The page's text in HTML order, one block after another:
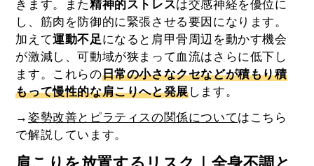
きます。また精神的ストレスは交感神経を優位に
し、筋肉を防御的に緊張させる要因になります。
加えて運動不足になると肩甲骨周辺を動かす機会
が激減し、可動域が狭まって血流はさらに低下し
ます。これらの日常の小さなクセなどが積もり積
もって慢性的な肩こりへと発展します。
→姿勢改善とピラティスの関係についてはこちら
で解説しています。